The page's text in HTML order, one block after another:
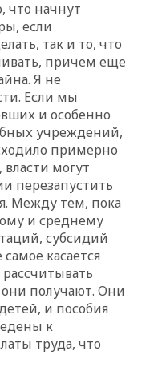
что начнут
если
так и то, что
причем еще
Я не
Если мы
и особенно
учреждений,
примерно
могут
перезапустить
Между тем, пока
и среднему
субсидий
касается
они получают. Они
и пособия
к
труда, что